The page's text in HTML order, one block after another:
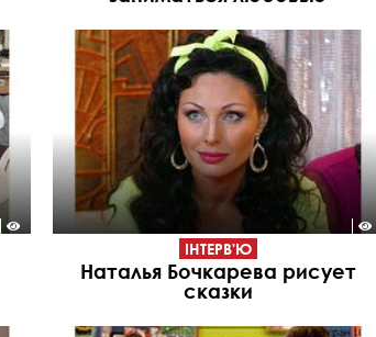
ІНТЕРВ'Ю
Наталья Бочкарева рисует
сказки